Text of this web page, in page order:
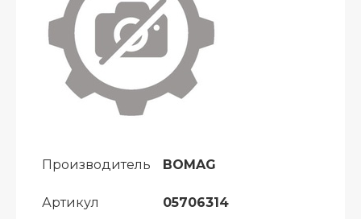
Производитель BOMAG
Артикул 05706314